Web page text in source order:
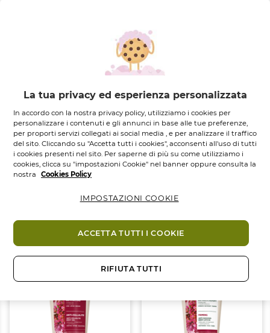
energia e ritrovare il proprio equilibrio.
L’estratto di Te Verde è in grado di agire sul
contribuisce allo smaltimento dei grassi stoccati e
favorisce il drenaggio e l’eliminazione delle tossine
CONSIGLI D’UTILIZZO
Agitare bene il flacone prima dell'utilizzo.
Diluire l'equivalente di un bicchierino dosatore
(45 ml) in un litro d'acqua, da consumare nel
corso della giornata. Un leggero deposito sul
fondo della bottiglia è normale. Dopo l'apertura,
giorni, quindi effettuare una pausa. Ripetere 2-
3 volte l'anno, evitando di utilizzarlo in continuo
tutto l’anno. Perfetto per iniziare un
programma riducente.
Non sostituisce un’alimentazione varia ed equilibrata e uno stile
di vita sano. Non superare la dose giornaliera indicata.
Ti potrebbe piacere anche
-16%
La tua privacy ed esperienza personalizzata
In accordo con la nostra privacy policy, utilizziamo i cookies per
personalizzare i contenuti e gli annunci in base alle tue preferenze,
per proporti servizi collegati ai social media , e per analizzare il traffico
del sito. Cliccando su "Accetta tutti i cookies", acconsenti all'uso di tutti
i cookies presenti nel sito. Per saperne di più su come utilizziamo i
cookies, clicca su "impostazioni Cookie" nel banner oppure consulta la
nostra
Cookies Policy
RIFIUTA TUTTI
ACCETTA TUTTI I COOKIE
IMPOSTAZIONI COOKIE